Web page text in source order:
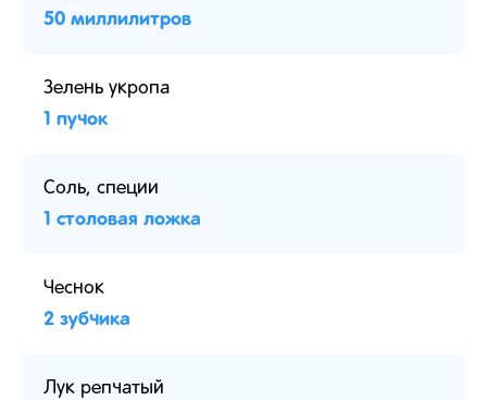
50 миллилитров
Зелень укропа
1 пучок
Соль, специи
1 столовая ложка
Чеснок
2 зубчика
Лук репчатый